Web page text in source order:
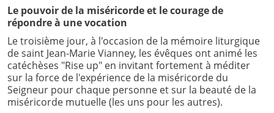
Le pouvoir de la miséricorde et le courage de
répondre à une vocation
Le troisième jour, à l'occasion de la mémoire liturgique
de saint Jean-Marie Vianney, les évêques ont animé les
catéchèses "Rise up" en invitant fortement à méditer
sur la force de l'expérience de la miséricorde du
Seigneur pour chaque personne et sur la beauté de la
miséricorde mutuelle (les uns pour les autres).